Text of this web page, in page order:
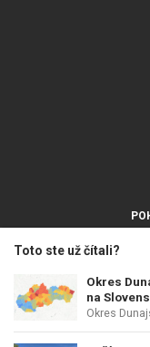
Toto ste už čítali?
Okres
na
Okres
OCHRANA